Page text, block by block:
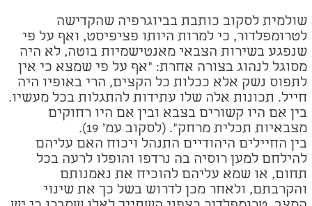
שולמית לסקוב כותבת בביוגרפיה שהקדישה
לטרומפלדור, כי למרות היותו פציפיסט, ואף על פי
שנפגע בשירות הצבאי מאנטישמיות בוטה, לא היה
מסוגל לנהוג בצורה אחרת: "אף על פי שמצא כי אין
לתפוס נשק אלא ככלות כל הקצים, הרי באופיו היה
חייל. תכונות אלה שלו עתידות להתגלות בכל מעשיו.
בין אם היו קשורים בצבא ובין אם היו רחוקים
מצבאיות תכלית מרחק". (לסקוב עמ' 19)
.
בין החיילים היהודיים התנהל ויכוח האם עליהם
להילחם למען רוסיה בה נרדפו והופלו לרעה בכל
תחום, או שמא עליהם להוכיח את נאמנותם
והקרבתם, ולאחר מכן לדרוש בשל כך את שינוי